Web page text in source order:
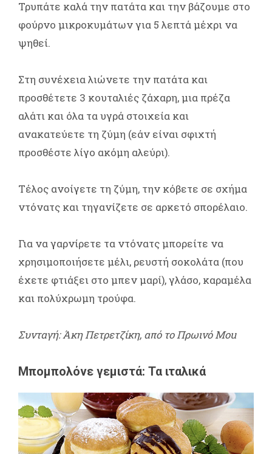
Τρυπάτε καλά την πατάτα και την βάζουμε στο
φούρνο μικροκυμάτων για 5 λεπτά μέχρι να
ψηθεί.
Στη συνέχεια λιώνετε την πατάτα και
προσθέτετε 3 κουταλιές ζάχαρη, μια πρέζα
αλάτι και όλα τα υγρά στοιχεία και
ανακατεύετε τη ζύμη (εάν είναι σφιχτή
προσθέστε λίγο ακόμη αλεύρι).
Τέλος ανοίγετε τη ζύμη, την κόβετε σε σχήμα
ντόνατς και τηγανίζετε σε αρκετό σπορέλαιο.
Για να γαρνίρετε τα ντόνατς μπορείτε να
χρησιμοποιήσετε μέλι, ρευστή σοκολάτα (που
έχετε φτιάξει στο μπεν μαρί), γλάσο, καραμέλα
και πολύχρωμη τρούφα.
Συνταγή: Άκη Πετρετζίκη, από το Πρωινό Mou
Μπομπολόνε γεμιστά: Τα ιταλικά